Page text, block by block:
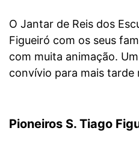
O Jantar de Reis dos
Figueiró com os seus
com muita animação.
convívio para mais tarde
Pioneiros S. Tiago